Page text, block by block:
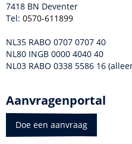
7418 BN Deventer
Tel: 0570-611899
NL35 RABO 0707 0707 40
NL80 INGB 0000 4040 40
NL03 RABO 0338 5586 16
Aanvragenportal
Doe een aanvraag